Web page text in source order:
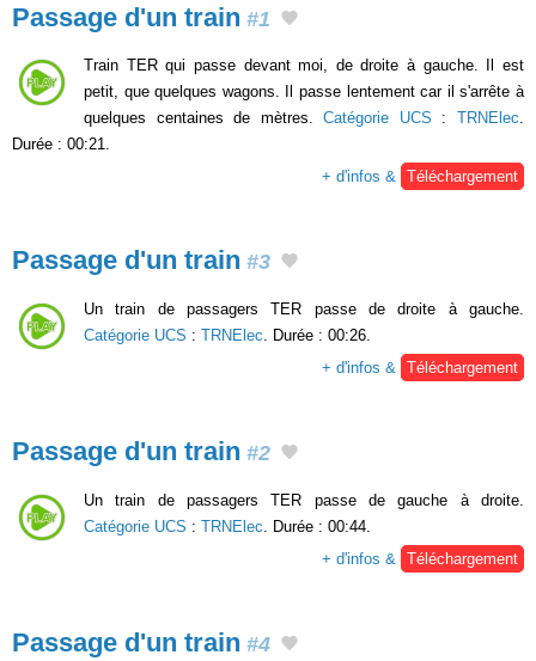
Passage d'un train #1
Train TER qui passe devant moi, de droite à gauche. Il est
petit, que quelques wagons. Il passe lentement car il s'arrête à
quelques centaines de mètres.Catégorie UCS :TRNElec.
Durée : 00:21.
+ d'infos & Téléchargement
Passage d'un train #3
Un train de passagers TER passe de droite à gauche.
Catégorie UCS : TRNElec. Durée : 00:26.
+ d'infos & Téléchargement
Passage d'un train #2
Un train de passagers TER passe de gauche à droite.
Catégorie UCS : TRNElec . Durée : 00:44.
+ d'infos &
Téléchargement
Passage d'un train #4